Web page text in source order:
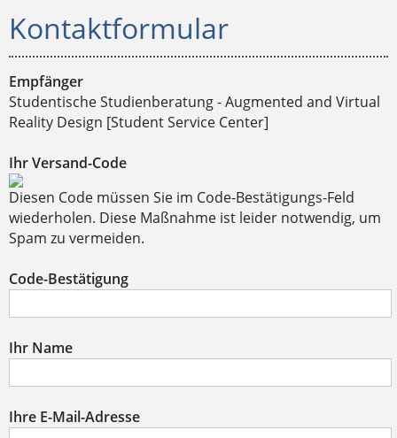
Kontaktformular
Empfänger
Studentische Studienberatung - Augmented and Virtual
Reality Design [Student Service Center]
Ihr Versand-Code
Diesen Code müssen Sie im Code-Bestätigungs-Feld
wiederholen. Diese Maßnahme ist leider notwendig, um
Spam zu vermeiden.
Code-Bestätigung
Ihr Name
Ihre E-Mail-Adresse